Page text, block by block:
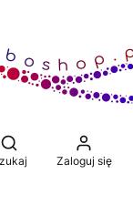
Otwórz wyszukiwarkę
Zaloguj się